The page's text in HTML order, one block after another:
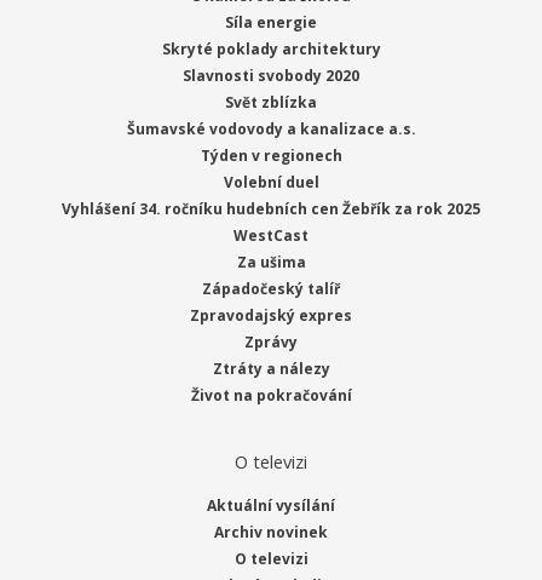
Síla energie
Skryté poklady architektury
Slavnosti svobody 2020
Svět zblízka
Šumavské vodovody a kanalizace a.s.
Týden v regionech
Volební duel
Vyhlášení 34. ročníku hudebních cen Žebřík za rok 2025
WestCast
Za ušima
Západočeský talíř
Zpravodajský expres
Zprávy
Ztráty a nálezy
Život na pokračování
O televizi
Aktuální vysílání
Archiv novinek
O televizi